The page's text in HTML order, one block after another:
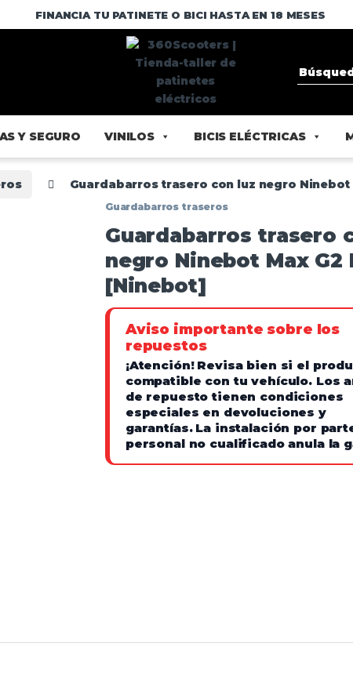
FINANCIA TU PATINETE O BICI HASTA EN 18 MESES
Y SEGURO VINILOS BICIS ELÉCTRICAS
Guardabarros trasero con luz negro Ninebot
Guardabarros traseros
Guardabarros trasero
negro Ninebot Max G2
[Ninebot]
Aviso importante sobre los
repuestos
¡Atención! Revisa bien si el
compatible con tu vehículo. Los
de repuesto tienen condiciones
especiales en devoluciones y
garantías. La instalación por
personal no cualificado anula la